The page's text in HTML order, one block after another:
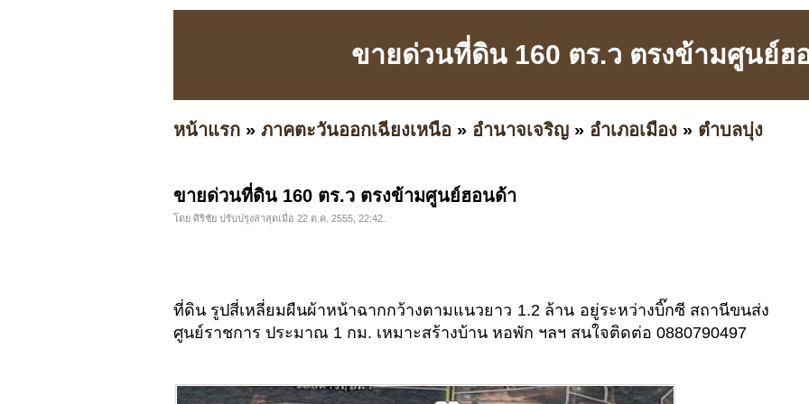
ขายด่วนที่ดิน 160 ตร.ว ตรงข้ามศูนย์ฮ
หน้าแรก » ภาคตะวันออกเฉียงเหนือ » อำนาจเจริญ » อำเภอเมือง » ตำบลบุ่ง
ขายด่วนที่ดิน 160 ตร.ว ตรงข้ามศูนย์ฮอนด้า
โดย ศิริชัย ปรับปรุงล่าสุดเมื่อ 22 ต.ค. 2555, 22:42.
ที่ดิน รูปสี่เหลี่ยมผืนผ้าหน้าฉากกว้างตามแนวยาว 1.2 ล้าน อยู่ระหว่างบิ๊กซี สถานีขนส่ง
ศูนย์ราชการ ประมาณ 1 กม. เหมาะสร้างบ้าน หอพัก ฯลฯ สนใจติดต่อ 0880790497